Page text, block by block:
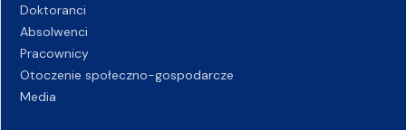
Doktoranci
Absolwenci
Pracownicy
Otoczenie społeczno-gospodarcze
Media